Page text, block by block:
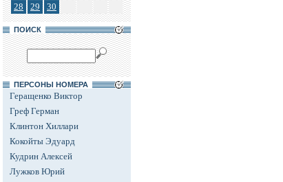
28
29 30
ПОИСК
ПЕРСОНЫ НОМЕРА
Геращенко Виктор
Греф Герман
Клинтон Хиллари
Кокойты Эдуард
Кудрин Алексей
Лужков Юрий